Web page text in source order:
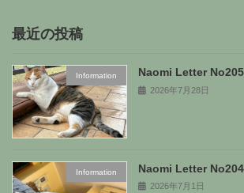
最近の投稿
Information Naomi Letter
2026年7月28日
Information Naomi Letter
2026年7月1日